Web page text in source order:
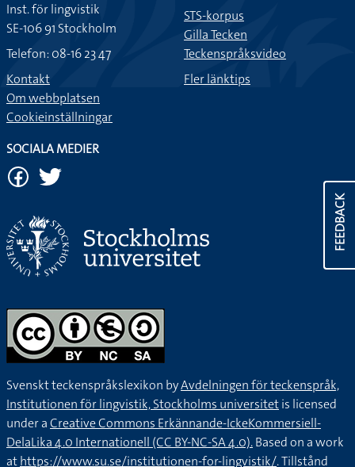
FEEDBACK
Inst. för lingvistik
SE-106 91 Stockholm
Telefon: 08-16 23 47
Kontakt
Om webbplatsen
Cookieinställningar
STS-korpus
Gilla Tecken
Teckenspråksvideo
Fler länktips
SOCIALA MEDIER
Svenskt teckenspråkslexikon byAvdelningen för teckenspråk,
Institutionen för lingvistik, Stockholms universitetis licensed
under aCreative Commons Erkännande-IckeKommersiell-
DelaLika 4.0 Internationell (CC BY-NC-SA 4.0).Based on a work
athttps://www.su.se/institutionen-for-lingvistik/. Tillstånd